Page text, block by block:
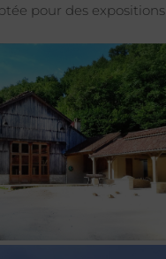
pour des expositions